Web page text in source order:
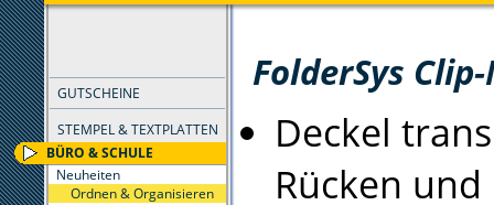
GUTSCHEINE
STEMPEL & TEXTPLATTEN
BÜRO & SCHULE
Neuheiten
Ordnen & Organisieren
FolderSys
Deckel
Rücken und